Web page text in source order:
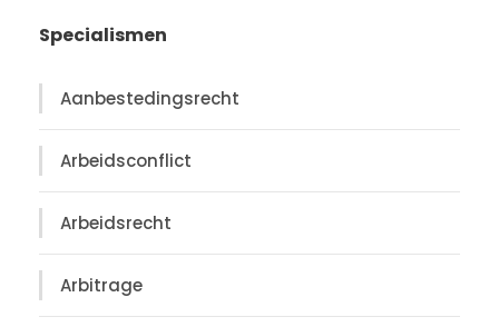
Specialismen
Aanbestedingsrecht
Arbeidsconflict
Arbeidsrecht
Arbitrage